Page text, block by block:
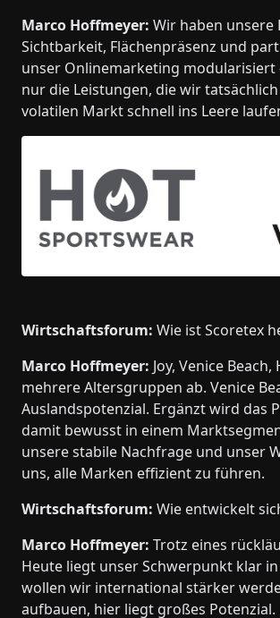
Marco Hoffmeyer: Wir haben
Sichtbarkeit, Flächenpräsenz und
unser Onlinemarketing
nur die Leistungen, die wir
volatilen Markt schnell ins Leere
Wirtschaftsforum: Wie ist Scoretex
Marco Hoffmeyer: Joy, Venice
mehrere Altersgruppen ab. Venice
Auslandspotenzial. Ergänzt wird das
damit bewusst in einem
unsere stabile Nachfrage und unser
uns, alle Marken effizient zu führen.
Wirtschaftsforum: Wie entwickelt
Marco Hoffmeyer: Trotz eines
Heute liegt unser Schwerpunkt klar
wollen wir international stärker
aufbauen, hier liegt großes